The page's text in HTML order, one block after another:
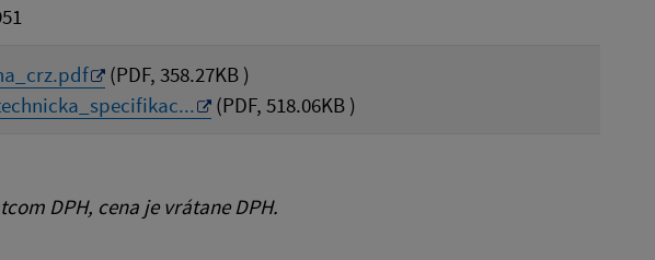
(PDF, 358.27KB )
(PDF, 518.06KB )
DPH, cena je vrátane DPH.